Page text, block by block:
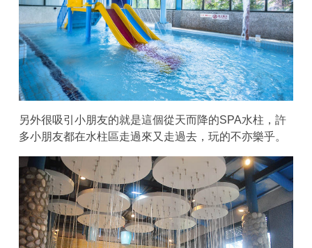
另外很吸引小朋友的就是這個從天而降的SPA水柱，許
多小朋友都在水柱區走過來又走過去，玩的不亦樂乎。